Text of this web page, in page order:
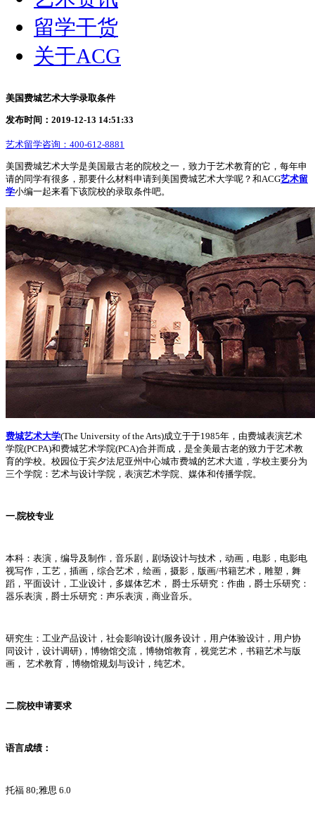
留学干货
关于ACG
美国费城艺术大学录取条件
发布时间：2019-12-13 14:51:33
艺术留学咨询： 400-612-8881
美国费城艺术大学是美国最古老的院校之一，致力于艺术教育的它，每年申
请的同学有很多，那要什么材料申请到美国费城艺术大学呢？和ACG艺术留
学小编一起来看下该院校的录取条件吧。
费城艺术大学(The University of the Arts)成立于于1985年，由费城表演艺术
学院(PCPA)和费城艺术学院(PCA)合并而成，是全美最古老的致力于艺术教
育的学校。校园位于宾夕法尼亚州中心城市费城的艺术大道，学校主要分为
三个学院：艺术与设计学院，表演艺术学院、媒体和传播学院。
一.院校专业
本科：表演，编导及制作，音乐剧，剧场设计与技术，动画，电影，电影电
视写作，工艺，插画，综合艺术，绘画，摄影，版画/书籍艺术，雕塑，舞
蹈，平面设计，工业设计，多媒体艺术， 爵士乐研究：作曲，爵士乐研究：
器乐表演，爵士乐研究：声乐表演，商业音乐。
研究生：工业产品设计，社会影响设计(服务设计，用户体验设计，用户协
同设计，设计调研)，博物馆交流，博物馆教育，视觉艺术，书籍艺术与版
画， 艺术教育，博物馆规划与设计，纯艺术。
二.院校申请要求
语言成绩：
托福 80;雅思 6.0